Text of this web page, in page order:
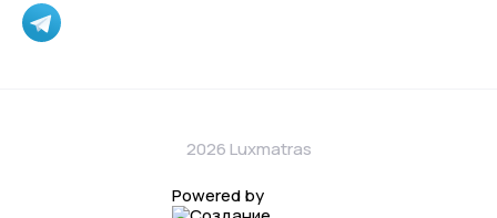
2026 Luxmatras
Powered by